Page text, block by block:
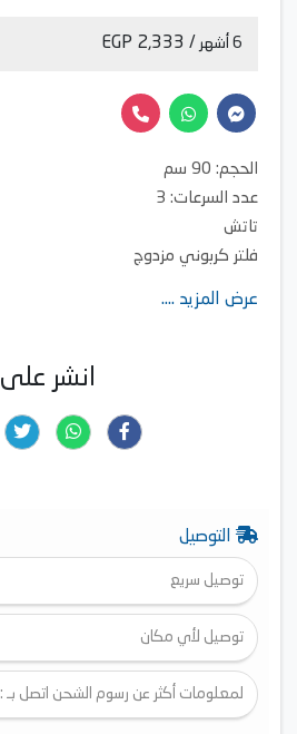
6 أشهر / 2,333 EGP
الحجم: 90 سم
عدد السرعات: 3
تاتش
فلتر كربوني مزدوج
عرض المزيد ....
انشر على
التوصيل
توصيل سريع
توصيل لأي مكان
لمعلومات أكثر عن رسوم الشحن اتصل بـ : 01116828111